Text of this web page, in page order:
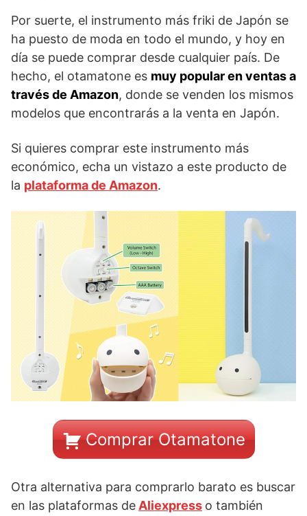
Por suerte, el instrumento más friki de Japón se
ha puesto de moda en todo el mundo, y hoy en
día se puede comprar desde cualquier país. De
hecho, el otamatone es muy popular en ventas a
través de Amazon, donde se venden los mismos
modelos que encontrarás a la venta en Japón.
Si quieres comprar este instrumento más
económico, echa un vistazo a este producto de
la plataforma de Amazon.
Comprar Otamatone
Otra alternativa para comprarlo barato es buscar
en las plataformas deAliexpress o también